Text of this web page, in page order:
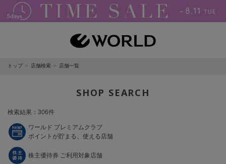
トップ 店舗検索 店舗一覧
SHOP SEARCH
検索結果：306件
ワールド プレミアムクラブ
ポイントが貯まる、使える店舗
株主優待券 ご利用対象店舗